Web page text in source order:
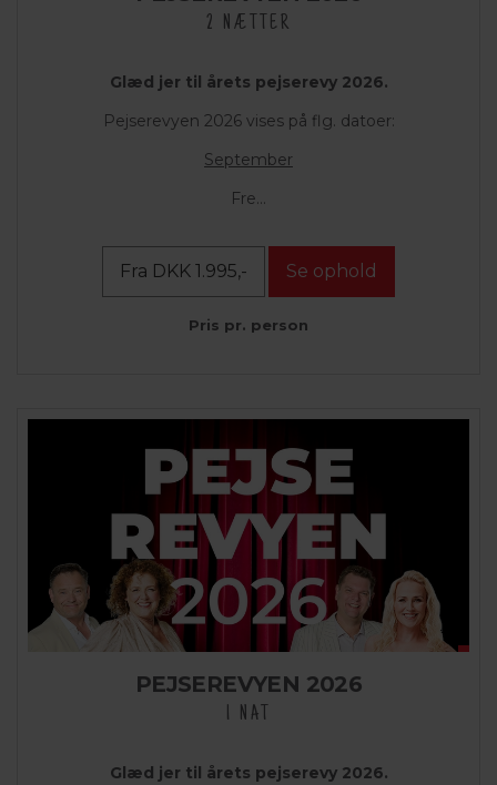
2 NÆTTER
Glæd jer til årets pejserevy 2026.
Pejserevyen 2026 vises på flg. datoer:
September
Fre...
Fra DKK 1.995,- Se ophold
Pris pr. person
PEJSEREVYEN 2026
1 NAT
Glæd jer til årets pejserevy 2026.